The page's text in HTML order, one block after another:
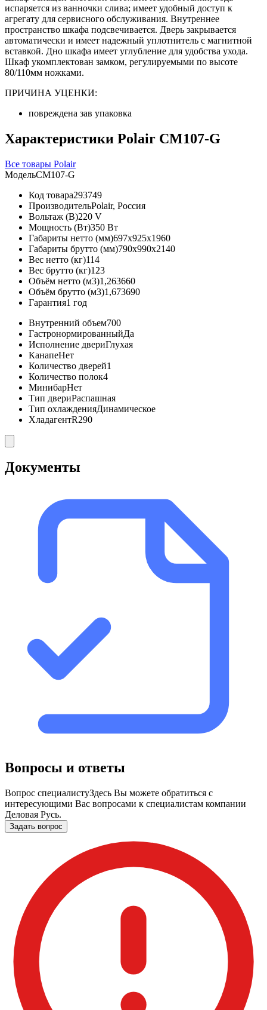
испаряется из ванночки слива; имеет удобный доступ к
агрегату для сервисного обслуживания. Внутреннее
пространство шкафа подсвечивается. Дверь закрывается
автоматически и имеет надежный уплотнитель с магнитной
вставкой. Дно шкафа имеет углубление для удобства ухода.
Шкаф укомплектован замком, регулируемыми по высоте
80/110мм ножками.
ПРИЧИНА УЦЕНКИ:
повреждена зав упаковка
Характеристики Polair CM107-G
Все товары Polair
МодельCM107-G
Код товара293749
ПроизводительPolair, Россия
Вольтаж (В)220 V
Мощность (Вт)350 Вт
Габариты нетто (мм)697x925x1960
Габариты брутто (мм)790x990x2140
Вес нетто (кг)114
Вес брутто (кг)123
Объём нетто (м3)1,263660
Объём брутто (м3)1,673690
Гарантия1 год
Внутренний объем700
ГастронормированныйДа
Исполнение двериГлухая
КанапеНет
Количество дверей1
Количество полок4
МинибарНет
Тип двериРаспашная
Тип охлажденияДинамическое
ХладагентR290
Документы
Вопросы и ответы
Вопрос специалистуЗдесь Вы можете обратиться с
интересующими Вас вопросами к специалистам компании
Деловая Русь.
Задать вопрос